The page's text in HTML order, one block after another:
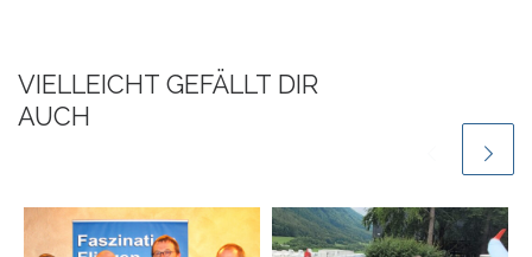
VIELLEICHT GEFÄLLT DIR
AUCH